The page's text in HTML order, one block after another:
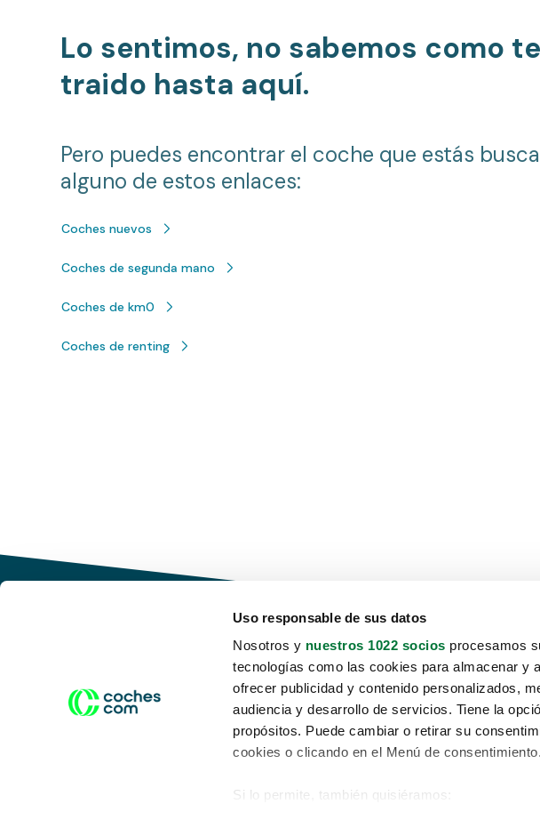
Uso responsable de sus datos
Nosotros y nuestros 1022 socios procesamos
tecnologías como las cookies para almacenar y
ofrecer publicidad y contenido personalizados,
audiencia y desarrollo de servicios. Tiene la
propósitos. Puede cambiar o retirar su
cookies o clicando en el Menú de consentimiento.
Si lo permite, también quisiéramos:
Lo sentimos, no sabemos como
traido hasta aquí.
Pero puedes encontrar el coche que estás
alguno de estos enlaces:
Coches nuevos
Coches de segunda mano
Coches de km0
Coches de renting
Conduce tu futuro,
desata tu movilidad